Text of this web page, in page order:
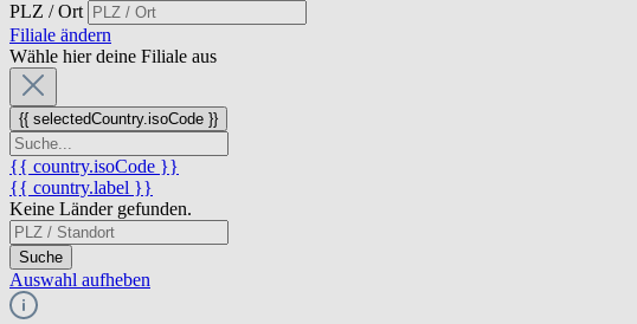
PLZ / Ort
Filiale ändern
Wähle hier deine Filiale aus
{{ selectedCountry.isoCode }}
{{ country.isoCode }}
{{ country.label }}
Keine Länder gefunden.
Suche
Auswahl aufheben